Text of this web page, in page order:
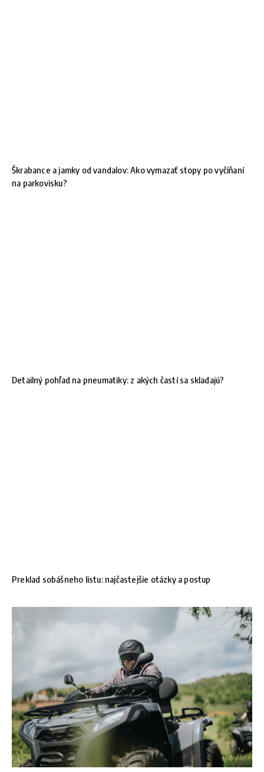
Škrabance a jamky od vandalov: Ako vymazať stopy po vyčíňaní
na parkovisku?
Detailný pohľad na pneumatiky: z akých častí sa skladajú?
Preklad sobášneho listu: najčastejšie otázky a postup